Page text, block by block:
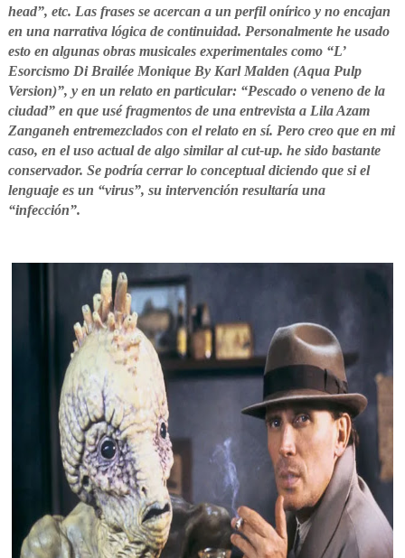
head”, etc. Las frases se acercan a un perfil onírico y no encajan
en una narrativa lógica de continuidad. Personalmente he usado
esto en algunas obras musicales experimentales como “L’
Esorcismo Di Brailée Monique By Karl Malden (Aqua Pulp
Version)”, y en un relato en particular: “Pescado o veneno de la
ciudad” en que usé fragmentos de una entrevista a Lila Azam
Zanganeh entremezclados con el relato en sí. Pero creo que en mi
caso, en el uso actual de algo similar al cut-up. he sido bastante
conservador. Se podría cerrar lo conceptual diciendo que si el
lenguaje es un “virus”, su intervención resultaría una
“infección”.